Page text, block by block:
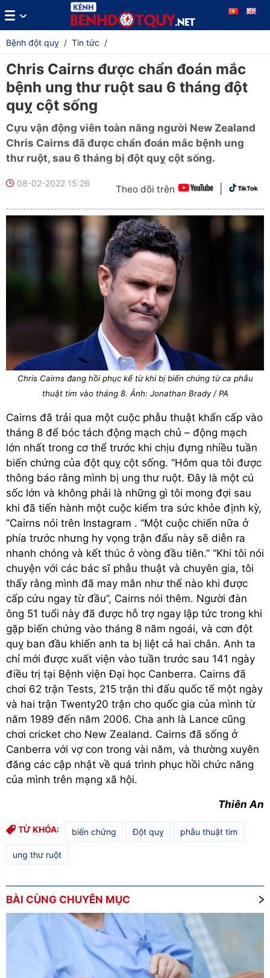
Bệnh đột quỵ / Tin tức /
Chris Cairns được chẩn đoán mắc
bệnh ung thư ruột sau 6 tháng đột
quỵ cột sống
Cựu vận động viên toàn năng người New Zealand
Chris Cairns đã được chẩn đoán mắc bệnh ung
thư ruột, sau 6 tháng bị đột quỵ cột sống.
08-02-2022 15:26 Theo dõi trên
Chris Cairns đang hồi phục kể từ khi bị biến chứng từ ca phẫu
thuật tim vào tháng 8. Ảnh: Jonathan Brady / PA
Cairns đã trải qua một cuộc phẫu thuật khẩn cấp vào
tháng 8 để bóc tách động mạch chủ – động mạch
lớn nhất trong cơ thể trước khi chịu đựng nhiều tuần
biến chứng của đột quỵ cột sống. “Hôm qua tôi được
thông báo rằng mình bị ung thư ruột. Đây là một cú
sốc lớn và không phải là những gì tôi mong đợi sau
khi đã tiến hành một cuộc kiểm tra sức khỏe định kỳ,
”Cairns nói trên Instagram . “Một cuộc chiến nữa ở
phía trước nhưng hy vọng trận đấu này sẽ diễn ra
nhanh chóng và kết thúc ở vòng đầu tiên.” “Khi tôi nói
chuyện với các bác sĩ phẫu thuật và chuyên gia, tôi
thấy rằng mình đã may mắn như thế nào khi được
cấp cứu ngay từ đầu”, Cairns nói thêm. Người đàn
ông 51 tuổi này đã được hỗ trợ ngay lập tức trong khi
gặp biến chứng vào tháng 8 năm ngoái, và cơn đột
quỵ ban đầu khiến anh ta bị liệt cả hai chân. Anh ta
chỉ mới được xuất viện vào tuần trước sau 141 ngày
điều trị tại Bệnh viện Đại học Canberra. Cairns đã
chơi 62 trận Tests, 215 trận thi đấu quốc tế một ngày
và hai trận Twenty20 trận cho quốc gia của mình từ
năm 1989 đến năm 2006. Cha anh là Lance cũng
chơi cricket cho New Zealand. Cairns đã sống ở
Canberra với vợ con trong vài năm, và thường xuyên
đăng các cập nhật về quá trình phục hồi chức năng
của mình trên mạng xã hội.
Thiên An
TỪ KHÓA: biến chứng Đột quỵ phẫu thuật tim
ung thư ruột
BÀI CÙNG CHUYÊN MỤC